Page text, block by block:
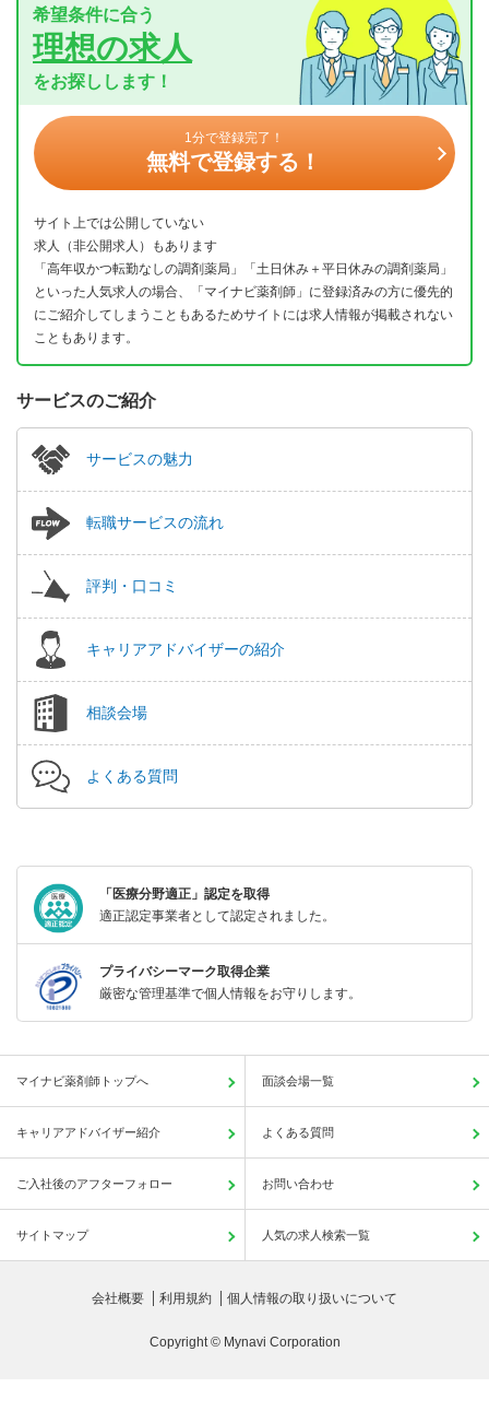
希望条件に合う
理想の求人
をお探しします！
1分で登録完了！
無料で登録する！
サイト上では公開していない
求人（非公開求人）もあります
「高年収かつ転勤なしの調剤薬局」「土日休み＋平日休みの調剤薬局」
といった人気求人の場合、「マイナビ薬剤師」に登録済みの方に優先的
にご紹介してしまうこともあるためサイトには求人情報が掲載されない
こともあります。
サービスのご紹介
サービスの魅力
転職サービスの流れ
評判・口コミ
キャリアアドバイザーの紹介
相談会場
よくある質問
「医療分野適正」認定を取得
適正認定事業者として認定されました。
プライバシーマーク取得企業
厳密な管理基準で個人情報をお守りします。
マイナビ薬剤師トップへ 面談会場一覧
キャリアアドバイザー紹介 よくある質問
ご入社後のアフターフォロー お問い合わせ
サイトマップ 人気の求人検索一覧
会社概要 利用規約 個人情報の取り扱いについて
Copyright © Mynavi Corporation